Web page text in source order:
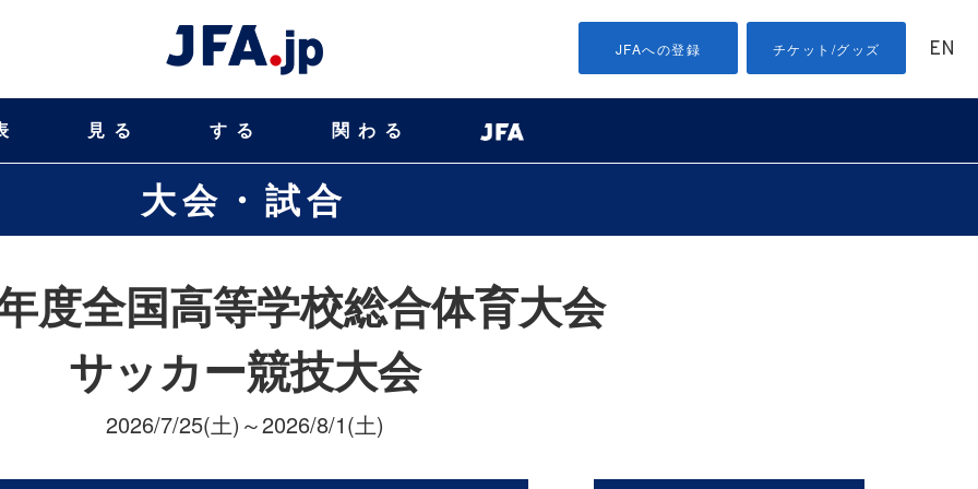
JFAへの登録 チケット/グッズ EN
見る する 関わる
大会・試合
度全国高等学校総合体育大会
サッカー競技大会
2026/7/25(土)～2026/8/1(土)